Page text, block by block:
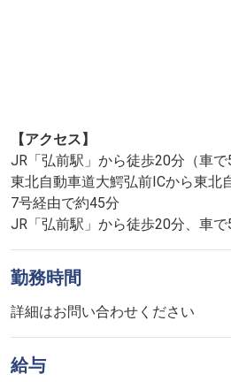
【アクセス】
JR「弘前駅」から徒歩20分（車で
東北自動車道大鰐弘前ICから東北
7号経由で約45分
JR「弘前駅」から徒歩20分、車で
勤務時間
詳細はお問い合わせください
給与